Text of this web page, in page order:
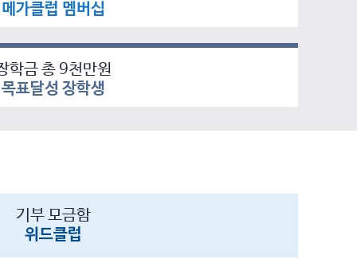
메가클럽 멤버십
학금 총 9천만원
목표달성 장학생
기부 모금함
위드클럽